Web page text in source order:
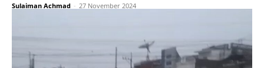
Sulaiman Achmad - 27 November 2024